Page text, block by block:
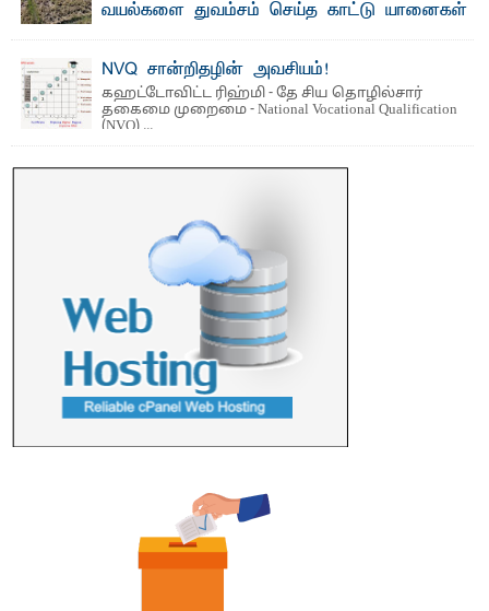
வயல்களை துவம்சம் செய்த காட்டு யானைகள்
காணப்பட்ட பல ...NVQ சான்றிதழின் அவசியம்!
கஹட்டோவிட்ட ரிஹ்மி - தே சிய தொழில்சார்
தகைமை முறைமை - National Vocational Qualification
(NVQ) ...